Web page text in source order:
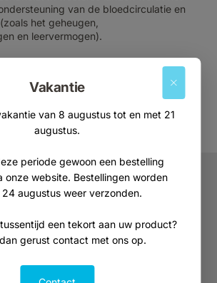
Vakantie
van 8 augustus tot en met 21
augustus.
periode gewoon een bestelling
onze website. Bestellingen worden
augustus weer verzonden.
een tekort aan uw product?
gerust contact met ons op.
van de bloedcirculatie en
het geheugen,
en leervermogen).
de bloedcirculatie en ondersteunt
zoals het geheugen,
en leervermogen.